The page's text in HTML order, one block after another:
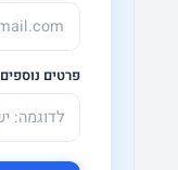
פרטים נוספים